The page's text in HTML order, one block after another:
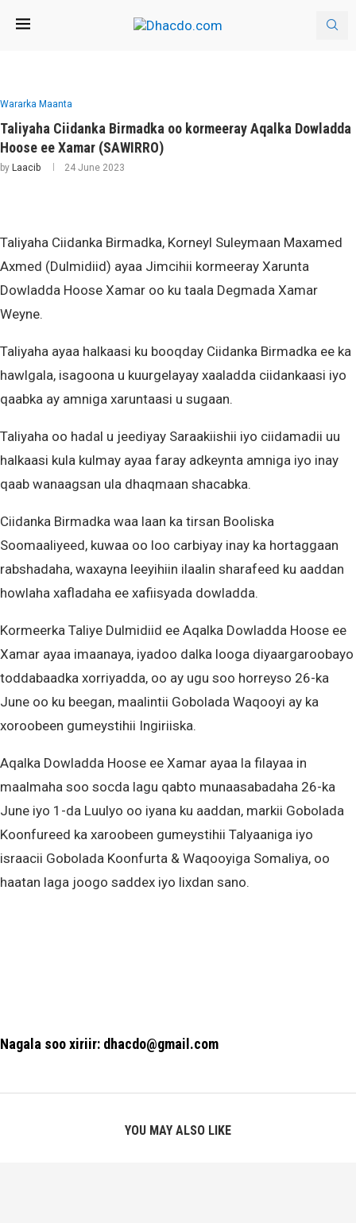
Wararka Maanta
Taliyaha Ciidanka Birmadka oo kormeeray Aqalka Dowladda
Hoose ee Xamar (SAWIRRO)
by Laacib 24 June 2023
Taliyaha Ciidanka Birmadka, Korneyl Suleymaan Maxamed
Axmed (Dulmidiid) ayaa Jimcihii kormeeray Xarunta
Dowladda Hoose Xamar oo ku taala Degmada Xamar
Weyne.
Taliyaha ayaa halkaasi ku booqday Ciidanka Birmadka ee ka
hawlgala, isagoona u kuurgelayay xaaladda ciidankaasi iyo
qaabka ay amniga xaruntaasi u sugaan.
Taliyaha oo hadal u jeediyay Saraakiishii iyo ciidamadii uu
halkaasi kula kulmay ayaa faray adkeynta amniga iyo inay
qaab wanaagsan ula dhaqmaan shacabka.
Ciidanka Birmadka waa laan ka tirsan Booliska
Soomaaliyeed, kuwaa oo loo carbiyay inay ka hortaggaan
rabshadaha, waxayna leeyihiin ilaalin sharafeed ku aaddan
howlaha xafladaha ee xafiisyada dowladda.
Kormeerka Taliye Dulmidiid ee Aqalka Dowladda Hoose ee
Xamar ayaa imaanaya, iyadoo dalka looga diyaargaroobayo
toddabaadka xorriyadda, oo ay ugu soo horreyso 26-ka
June oo ku beegan, maalintii Gobolada Waqooyi ay ka
xoroobeen gumeystihii Ingiriiska.
Aqalka Dowladda Hoose ee Xamar ayaa la filayaa in
maalmaha soo socda lagu qabto munaasabadaha 26-ka
June iyo 1-da Luulyo oo iyana ku aaddan, markii Gobolada
Koonfureed ka xaroobeen gumeystihii Talyaaniga iyo
israacii Gobolada Koonfurta & Waqooyiga Somaliya, oo
haatan laga joogo saddex iyo lixdan sano.
Nagala soo xiriir: dhacdo@gmail.com
YOU MAY ALSO LIKE